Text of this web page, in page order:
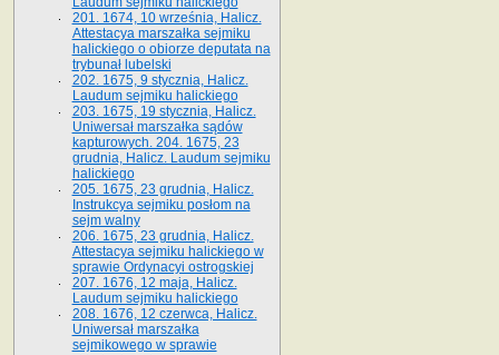
201. 1674, 10 września, Halicz.
Attestacya marszałka sejmiku
halickiego o obiorze deputata na
trybunał lubelski
202. 1675, 9 stycznia, Halicz.
Laudum sejmiku halickiego
203. 1675, 19 stycznia, Halicz.
Uniwersał marszałka sądów
kapturowych. 204. 1675, 23
grudnia, Halicz. Laudum sejmiku
halickiego
205. 1675, 23 grudnia, Halicz.
Instrukcya sejmiku posłom na
sejm walny
206. 1675, 23 grudnia, Halicz.
Attestacya sejmiku halickiego w
sprawie Ordynacyi ostrogskiej
207. 1676, 12 maja, Halicz.
Laudum sejmiku halickiego
208. 1676, 12 czerwca, Halicz.
Uniwersał marszałka
sejmikowego w sprawie